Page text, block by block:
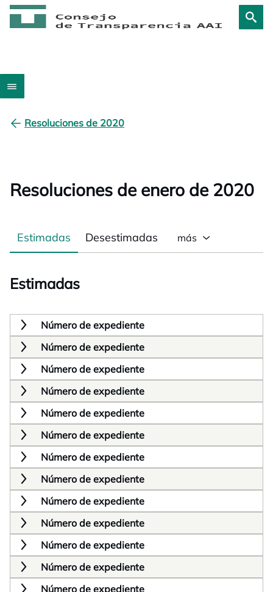
Resoluciones de 2020
Resoluciones de enero de 2020
Estimadas Desestimadas más
Estimadas
Número de expediente
Número de expediente
Número de expediente
Número de expediente
Número de expediente
Número de expediente
Número de expediente
Número de expediente
Número de expediente
Número de expediente
Número de expediente
Número de expediente
Número de expediente